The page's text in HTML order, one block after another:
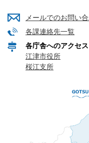
メールでのお問い
各課連絡先一覧
各庁舎へのアクセス
江津市役所
桜江支所